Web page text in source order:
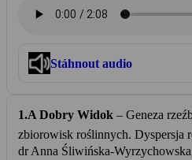
Stáhnout audio
1.A Dobry Widok – Geneza
zbiorowisk roślinnych. Dyspersja
dr Anna Śliwińska-